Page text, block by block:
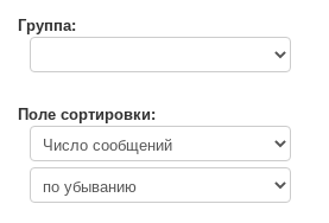
Группа:
Поле сортировки: